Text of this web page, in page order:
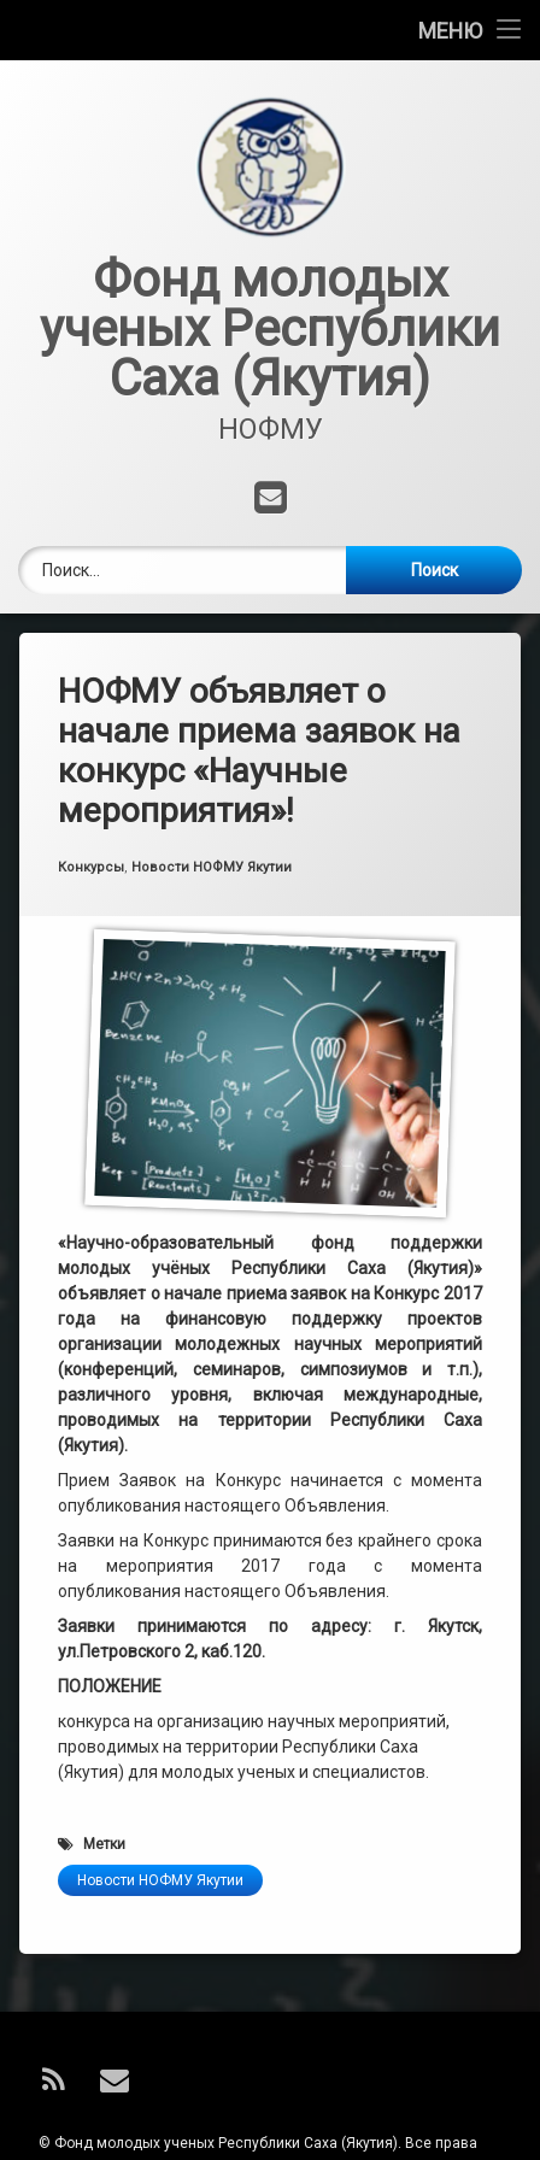
МЕНЮ
Программы фонда
Конкурсы
Наши партнеры
Контакты
Фонд молодых
ученых Республики
Саха (Якутия)
НОФМУ
E-mail
НОФМУ объявляет о
начале приема заявок на
конкурс «Научные
мероприятия»!
Опубликовано 18.06.2017
Обновлено на 25.04.2023
от
Рубрики:
Конкурсы, Новости НОФМУ Якутии
«Научно-образовательный фонд поддержки
молодых учёных Республики Саха (Якутия)»
объявляет о начале приема заявок на Конкурс 2017
года на финансовую поддержку проектов
организации молодежных научных мероприятий
(конференций, семинаров, симпозиумов и т.п.),
различного уровня, включая международные,
проводимых на территории Республики Саха
(Якутия).
Прием Заявок на Конкурс начинается с момента
опубликования настоящего Объявления.
Заявки на Конкурс принимаются без крайнего срока
на мероприятия 2017 года с момента
опубликования настоящего Объявления.
Заявки принимаются по адресу: г. Якутск,
ул.Петровского 2, каб.120.
ПОЛОЖЕНИЕ
конкурса на организацию научных мероприятий,
проводимых на территории Республики Саха
(Якутия) для молодых ученых и специалистов.
Метки
Новости НОФМУ Якутии
RSS E-mail
© Фонд молодых ученых Республики Саха (Якутия). Все права